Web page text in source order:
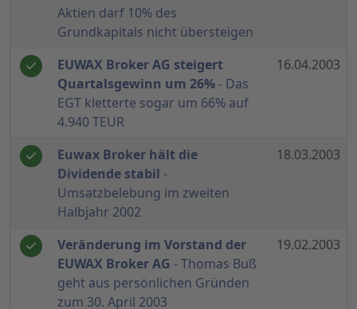
Aktien darf 10% des
Grundkapitals nicht übersteigen
EUWAX Broker AG steigert
Quartalsgewinn um 26%- Das
EGT kletterte sogar um 66% auf
4.940 TEUR
16.04.2003
Euwax Broker hält die
Dividende stabil -
Umsatzbelebung im zweiten
Halbjahr 2002
18.03.2003
Veränderung im Vorstand der
EUWAX Broker AG - Thomas Buß
geht aus persönlichen Gründen
zum 30. April 2003
19.02.2003